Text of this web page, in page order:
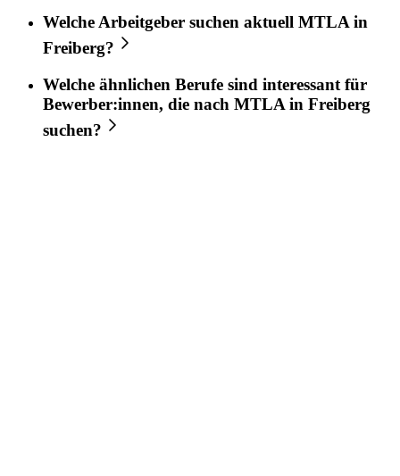
Welche Arbeitgeber suchen aktuell MTLA in
Freiberg?
Welche ähnlichen Berufe sind interessant für
Bewerber:innen, die nach MTLA in Freiberg
suchen?